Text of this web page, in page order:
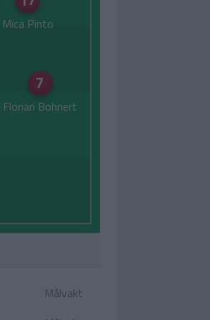
Mica Pinto
7
Florian Bohnert
Målvakt